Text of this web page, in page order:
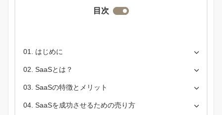
目次
はじめに
SaaSとは？
SaaSの特徴とメリット
SaaSを成功させるための売り方